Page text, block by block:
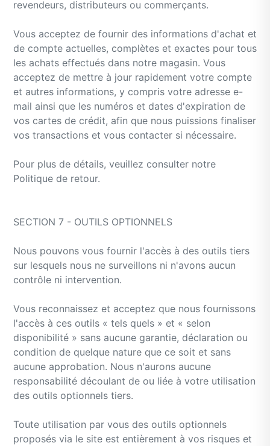
revendeurs, distributeurs ou commerçants.
Vous acceptez de fournir des informations d'achat et
de compte actuelles, complètes et exactes pour tous
les achats effectués dans notre magasin. Vous
acceptez de mettre à jour rapidement votre compte
et autres informations, y compris votre adresse e-
mail ainsi que les numéros et dates d'expiration de
vos cartes de crédit, afin que nous puissions finaliser
vos transactions et vous contacter si nécessaire.
Pour plus de détails, veuillez consulter notre
Politique de retour.
SECTION 7 - OUTILS OPTIONNELS
Nous pouvons vous fournir l'accès à des outils tiers
sur lesquels nous ne surveillons ni n'avons aucun
contrôle ni intervention.
Vous reconnaissez et acceptez que nous fournissons
l'accès à ces outils « tels quels » et « selon
disponibilité » sans aucune garantie, déclaration ou
condition de quelque nature que ce soit et sans
aucune approbation. Nous n'aurons aucune
responsabilité découlant de ou liée à votre utilisation
des outils optionnels tiers.
Toute utilisation par vous des outils optionnels
proposés via le site est entièrement à vos risques et